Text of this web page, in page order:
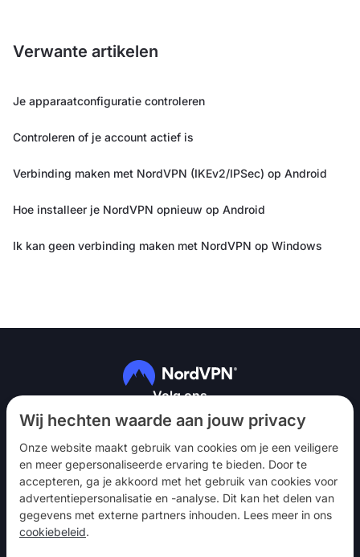
Wij hechten waarde aan jouw privacy
Onze website maakt gebruik van cookies om je een veiligere
en meer gepersonaliseerde ervaring te bieden. Door te
accepteren, ga je akkoord met het gebruik van cookies voor
advertentiepersonalisatie en -analyse. Dit kan het delen van
gegevens met externe partners inhouden. Lees meer in ons
cookiebeleid.
Verwante artikelen
Je apparaatconfiguratie controleren
Controleren of je account actief is
Verbinding maken met NordVPN (IKEv2/IPSec) op Android
Hoe installeer je NordVPN opnieuw op Android
Ik kan geen verbinding maken met NordVPN op Windows
Volg ons
NordVPN
Betrekken